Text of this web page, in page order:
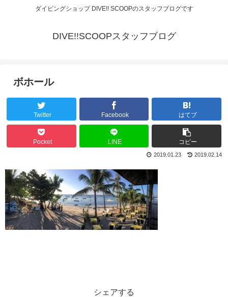
ダイビングショップ DIVE!! SCOOPのスタッフブログです
DIVE!!SCOOPスタッフブログ
ボホール
Twitter Facebook はてブ
Pocket LINE コピー
2019.02.14
2019.01.23
シェアする